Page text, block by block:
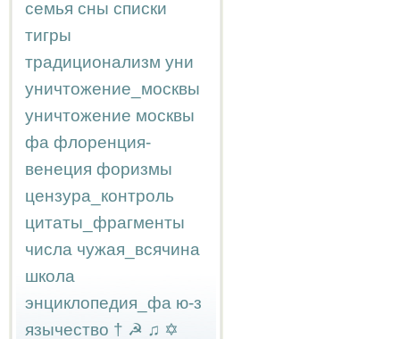
семья сны списки
тигры
традиционализм уни
уничтожение_москвы
уничтожение москвы
фа флоренция-
венеция форизмы
цензура_контроль
цитаты_фрагменты
числа чужая_всячина
школа
энциклопедия_фа ю-з
язычество † ☭ ♫ ✡